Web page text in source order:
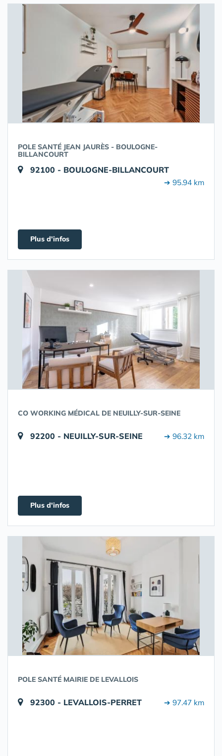
POLE SANTÉ JEAN JAURÈS - BOULOGNE-
BILLANCOURT
92100 - BOULOGNE-BILLANCOURT
➔ 95.94 km
Plus d'infos
CO WORKING MÉDICAL DE NEUILLY-SUR-SEINE
92200 - NEUILLY-SUR-SEINE ➔ 96.32 km
Plus d'infos
POLE SANTÉ MAIRIE DE LEVALLOIS
92300 - LEVALLOIS-PERRET ➔ 97.47 km